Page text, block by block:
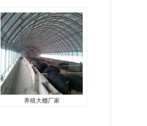
津晨金龙钢管有限公司是一家
集生产、销售、科技开发为一
体的大型企业，专注于现代化
农业装备设施，大棚管，连栋
温室，种植大棚管，农业大棚
管，椭圆大棚管，天津大棚管
厂家，...
养殖大棚厂家